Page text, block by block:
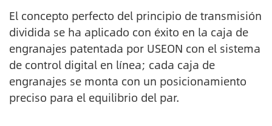
El concepto perfecto del principio de transmisión
dividida se ha aplicado con éxito en la caja de
engranajes patentada por USEON con el sistema
de control digital en línea; cada caja de
engranajes se monta con un posicionamiento
preciso para el equilibrio del par.